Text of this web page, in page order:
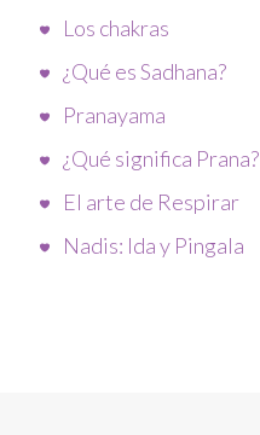
Los chakras
¿Qué es Sadhana?
Pranayama
¿Qué significa Prana?
El arte de Respirar
Nadis: Ida y Pingala